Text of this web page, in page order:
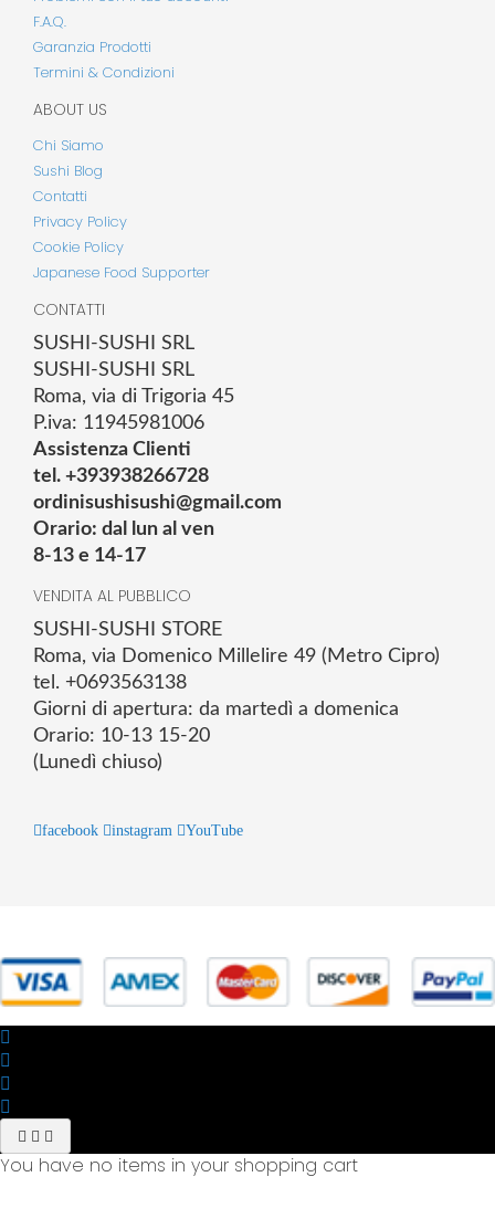
F.A.Q.
Garanzia Prodotti
Termini & Condizioni
ABOUT US
Chi Siamo
Sushi Blog
Contatti
Privacy Policy
Cookie Policy
Japanese Food Supporter
CONTATTI
SUSHI-SUSHI SRL
SUSHI-SUSHI SRL
Roma, via di Trigoria 45
P.iva: 11945981006
Assistenza Clienti
tel. +393938266728
ordinisushisushi@gmail.com
Orario: dal lun al ven
8-13 e 14-17
VENDITA AL PUBBLICO
SUSHI-SUSHI STORE
Roma, via Domenico Millelire 49 (Metro Cipro)
tel. +0693563138
Giorni di apertura: da martedì a domenica
Orario: 10-13 15-20
(Lunedì chiuso)
facebook instagram YouTube
You have no items in your shopping cart